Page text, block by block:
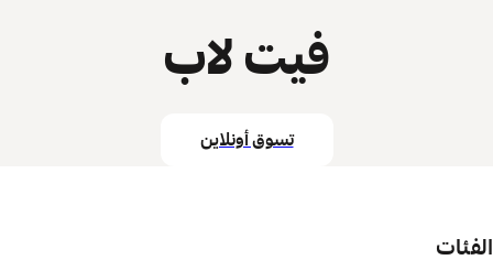
فيت لاب
تسوق أونلاين
الفئات